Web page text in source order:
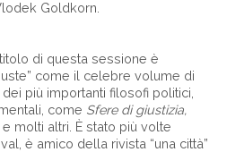
Goldkorn.
di questa sessione è
come il celebre volume di
più importanti filosofi politici,
come Sfere di giustizia,
e molti altri. È stato più volte
è amico della rivista “una città”